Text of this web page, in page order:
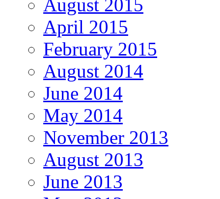
August 2015
April 2015
February 2015
August 2014
June 2014
May 2014
November 2013
August 2013
June 2013